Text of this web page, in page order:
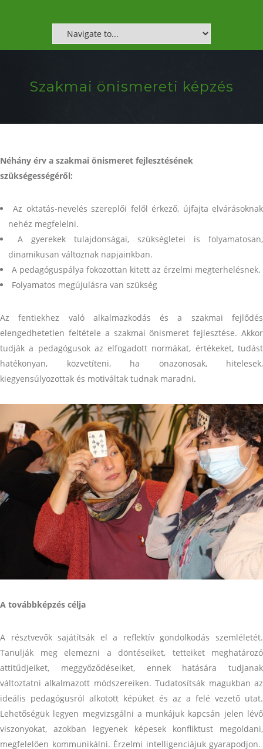
Szakmai önismereti képzés
Néhány érv a szakmai önismeret fejlesztésének
szükségességéről:
Az oktatás-nevelés szereplői felől érkező, újfajta elvárásoknak
nehéz megfelelni.
A gyerekek tulajdonságai, szükségletei is folyamatosan,
dinamikusan változnak napjainkban.
A pedagóguspálya fokozottan kitett az érzelmi megterhelésnek.
Folyamatos megújulásra van szükség
Az fentiekhez való alkalmazkodás és a szakmai fejlődés
elengedhetetlen feltétele a szakmai önismeret fejlesztése. Akkor
tudják a pedagógusok az elfogadott normákat, értékeket, tudást
hatékonyan, közvetíteni, ha önazonosak, hitelesek,
kiegyensúlyozottak és motiváltak tudnak maradni.
A továbbképzés célja
A résztvevők sajátítsák el a reflektív gondolkodás szemléletét.
Tanulják meg elemezni a döntéseiket, tetteiket meghatározó
attitűdjeiket, meggyőződéseiket, ennek hatására tudjanak
változtatni alkalmazott módszereiken. Tudatosítsák magukban az
ideális pedagógusról alkotott képüket és az a felé vezető utat.
Lehetőségük legyen megvizsgálni a munkájuk kapcsán jelen lévő
viszonyokat, azokban legyenek képesek konfliktust megoldani,
megfelelően kommunikálni. Érzelmi intelligenciájuk gyarapodjon.